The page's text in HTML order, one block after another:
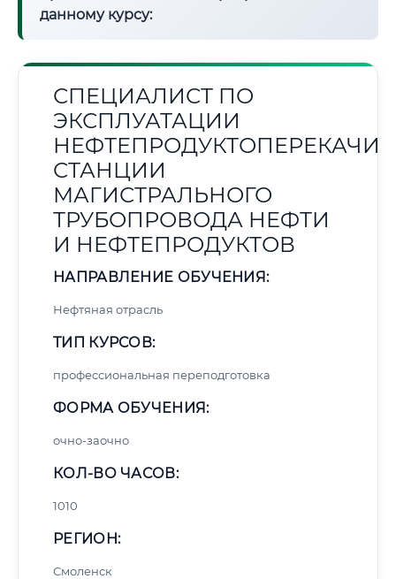
данному курсу:
СПЕЦИАЛИСТ ПО
ЭКСПЛУАТАЦИИ
СТАНЦИИ
МАГИСТРАЛЬНОГО
ТРУБОПРОВОДА НЕФТИ
И НЕФТЕПРОДУКТОВ
НАПРАВЛЕНИЕ ОБУЧЕНИЯ:
Нефтяная отрасль
ТИП КУРСОВ:
профессиональная переподготовка
ФОРМА ОБУЧЕНИЯ:
очно-заочно
КОЛ-ВО ЧАСОВ:
1010
РЕГИОН:
Смоленск